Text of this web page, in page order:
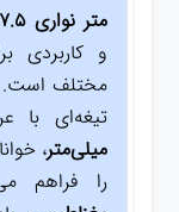
متر نواری 7.5 متری VTOOLS
و کاربردی
مختلف است.
تیغه‌ای
میلی‌متر،
را فراهم